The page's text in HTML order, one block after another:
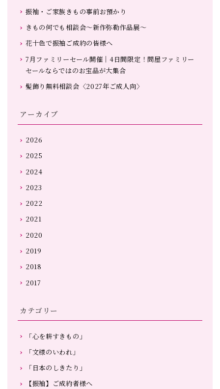
振袖・ご家族きもの事前お預かり
きもの何でも相談会～新作弥勒作品展～
花十色で振袖ご成約の皆様へ
7月ファミリーセール開催｜4日間限定！問屋ファミリー
セールならではのお宝品が大集合
髪飾り無料相談会〈2027年ご成人向〉
アーカイブ
2026
2025
2024
2023
2022
2021
2020
2019
2018
2017
カテゴリー
「心を耕すきもの」
「文様のいわれ」
「日本のしきたり」
【振袖】ご成約者様へ